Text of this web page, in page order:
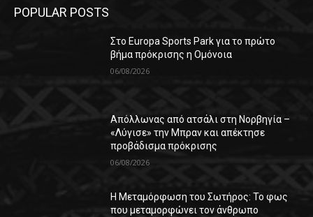
POPULAR POSTS
Στο Europa Sports Park για το πρώτο
βήμα πρόκρισης η Ομόνοια
06/08/2026
Απόλλωνας από ατσάλι στη Νορβηγία –
«Λύγισε» την Μπραν και απέκτησε
προβάδισμα πρόκρισης
06/08/2026
Η Μεταμόρφωση του Σωτήρος: Το φως
που μεταμορφώνει τον άνθρωπο